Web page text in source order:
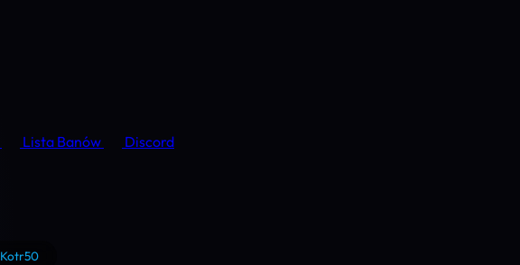
Lista Banów
Discord
Kotr50